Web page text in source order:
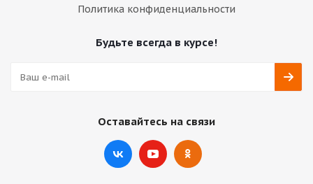
Политика конфиденциальности
Будьте всегда в курсе!
Оставайтесь на связи